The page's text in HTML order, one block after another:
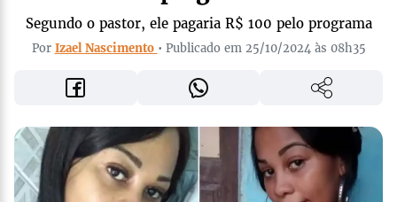
Segundo o pastor, ele pagaria R$ 100 pelo programa
Por Izael Nascimento • Publicado em 25/10/2024 às 08h35